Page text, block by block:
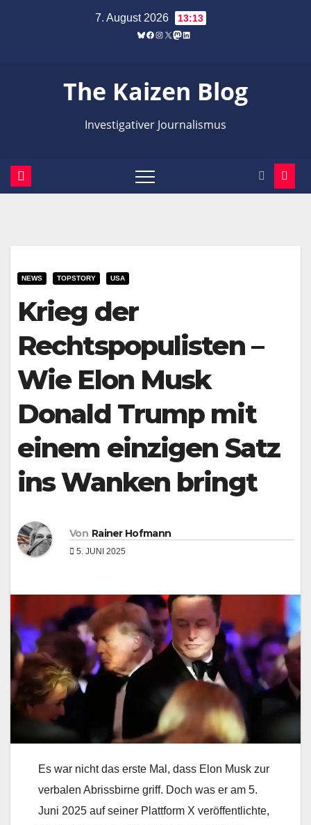
7. August 2026 13:13
Bluesky
Facebook
Instagram
X Mastodon
LinkedIn
The Kaizen Blog
Investigativer Journalismus
NEWS TOPSTORY USA
Krieg der
Rechtspopulisten –
Wie Elon Musk
Donald Trump mit
einem einzigen Satz
ins Wanken bringt
Von Rainer Hofmann
5. JUNI 2025
Es war nicht das erste Mal, dass Elon Musk zur
verbalen Abrissbirne griff. Doch was er am 5.
Juni 2025 auf seiner Plattform X veröffentlichte,